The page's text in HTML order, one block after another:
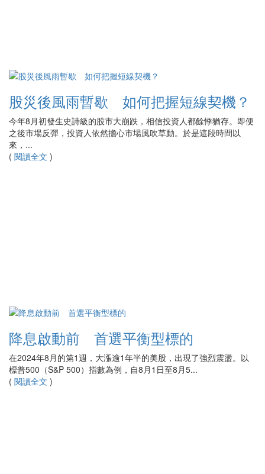
股災後風雨暫歇 如何把握短線契機？
今年8月初發生史詩級的股市大崩跌，相信投資人都餘悸猶存。即便
之後市場反彈，投資人依然擔心市場風吹草動。於是這段時間以
來，...
( 閱讀全文 )
降息啟動前 首選平衡型標的
在2024年8月的第1週，大漲逾1年半的美股，出現了強烈震盪。以
標普500（S&P 500）指數為例，自8月1日至8月5...
( 閱讀全文 )